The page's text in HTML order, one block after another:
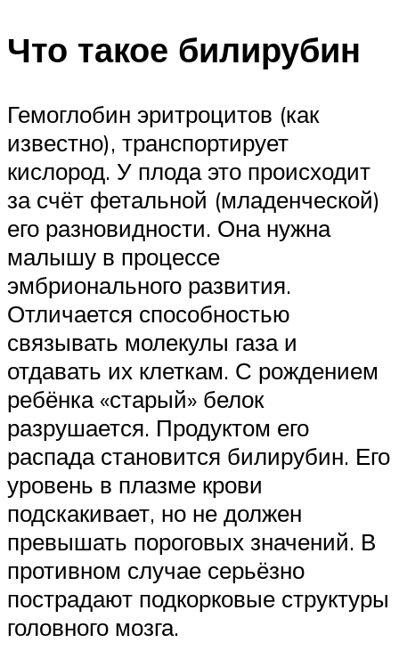
Что такое билирубин
Гемоглобин эритроцитов (как
известно), транспортирует
кислород. У плода это происходит
за счёт фетальной (младенческой)
его разновидности. Она нужна
малышу в процессе
эмбрионального развития.
Отличается способностью
связывать молекулы газа и
отдавать их клеткам. С рождением
ребёнка «старый» белок
разрушается. Продуктом его
распада становится билирубин. Его
уровень в плазме крови
подскакивает, но не должен
превышать пороговых значений. В
противном случае серьёзно
пострадают подкорковые структуры
головного мозга.